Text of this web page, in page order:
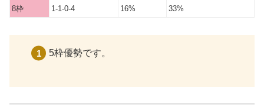
8枠
1-1-0-4 16% 33%
5枠優勢です。